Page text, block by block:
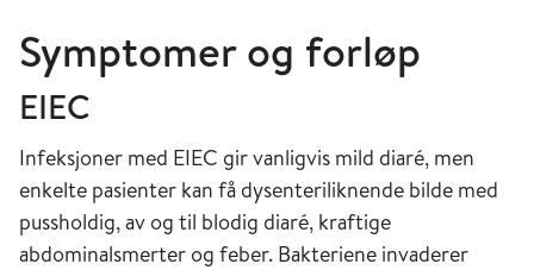
Symptomer og forløp
EIEC
Infeksjoner med EIEC gir vanligvis mild diaré, men
enkelte pasienter kan få dysenteriliknende bilde med
pussholdig, av og til blodig diaré, kraftige
abdominalsmerter og feber. Bakteriene invaderer